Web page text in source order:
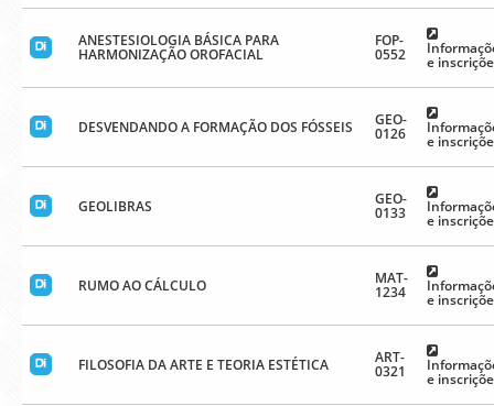
ANESTESIOLOGIA BÁSICA PARA
HARMONIZAÇÃO OROFACIAL
FOP-
0552 e
DESVENDANDO A FORMAÇÃO DOS FÓSSEIS GEO-
0126 e
GEOLIBRAS GEO-
0133 e
RUMO AO CÁLCULO MAT-
1234 e
FILOSOFIA DA ARTE E TEORIA ESTÉTICA ART-
0321 e